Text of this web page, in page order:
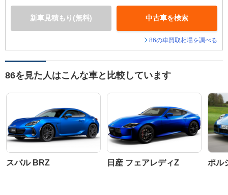
新車見積もり(無料) 中古車を検索
86の車買取相場を調べる
86を見た人はこんな車と比較しています
スバル BRZ 日産 フェアレディZ ポル